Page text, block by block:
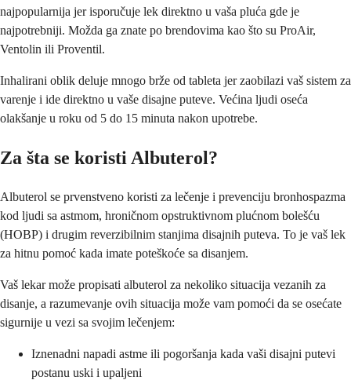
najpopularnija jer isporučuje lek direktno u vaša pluća gde je
najpotrebniji. Možda ga znate po brendovima kao što su ProAir,
Ventolin ili Proventil.
Inhalirani oblik deluje mnogo brže od tableta jer zaobilazi vaš sistem za
varenje i ide direktno u vaše disajne puteve. Većina ljudi oseća
olakšanje u roku od 5 do 15 minuta nakon upotrebe.
Za šta se koristi Albuterol?
Albuterol se prvenstveno koristi za lečenje i prevenciju bronhospazma
kod ljudi sa astmom, hroničnom opstruktivnom plućnom bolešću
(HOBP) i drugim reverzibilnim stanjima disajnih puteva. To je vaš lek
za hitnu pomoć kada imate poteškoće sa disanjem.
Vaš lekar može propisati albuterol za nekoliko situacija vezanih za
disanje, a razumevanje ovih situacija može vam pomoći da se osećate
sigurnije u vezi sa svojim lečenjem:
Iznenadni napadi astme ili pogoršanja kada vaši disajni putevi
postanu uski i upaljeni